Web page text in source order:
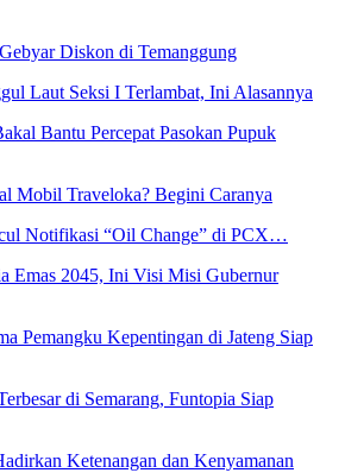
Diskon di Temanggung
Laut Seksi I Terlambat, Ini Alasannya
Bantu Percepat Pasokan Pupuk
Mobil Traveloka? Begini Caranya
Notifikasi “Oil Change” di PCX…
Emas 2045, Ini Visi Misi Gubernur
Pemangku Kepentingan di Jateng Siap
di Semarang, Funtopia Siap
Ketenangan dan Kenyamanan